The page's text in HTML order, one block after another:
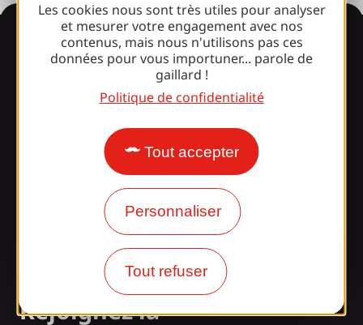
Les cookies nous sont très utiles pour analyser
et mesurer votre engagement avec nos
contenus, mais nous n'utilisons pas ces
données pour vous importuner... parole de
gaillard !
Politique de confidentialité
Tout accepter
Personnaliser
Tout refuser
Informations
Surpris par notre design ?
Nos horaires d'ouverture
Accès et transports
Nos brochures
Rejoignez la